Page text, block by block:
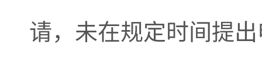
请，未在规定时间提